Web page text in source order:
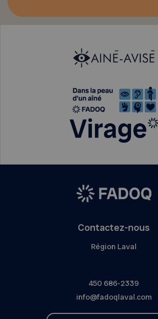
Contactez-nous
Région Laval
450 686-2339
info@fadoqlaval.com